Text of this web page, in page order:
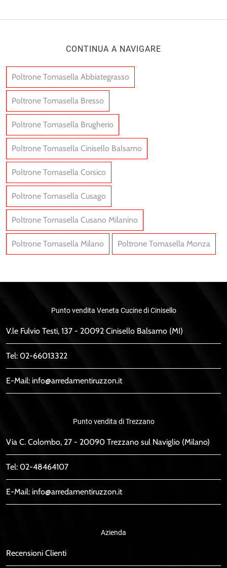
CONTINUA A NAVIGARE
Poltrone Tomasella Abbiategrasso
Poltrone Tomasella Bresso
Poltrone Tomasella Brugherio
Poltrone Tomasella Cinisello Balsamo
Poltrone Tomasella Corsico
Poltrone Tomasella Cusago
Poltrone Tomasella Cusano Milanino
Poltrone Tomasella Milano Poltrone Tomasella Monza
Punto vendita Veneta Cucine di Cinisello
V.le Fulvio Testi, 137 - 20092 Cinisello Balsamo (MI)
Tel: 02-66013322
E-Mail: info@arredamentiruzzon.it
Punto vendita di Trezzano
Via C. Colombo, 27 - 20090 Trezzano sul Naviglio (Milano)
Tel: 02-48464107
E-Mail: info@arredamentiruzzon.it
Azienda
Recensioni Clienti